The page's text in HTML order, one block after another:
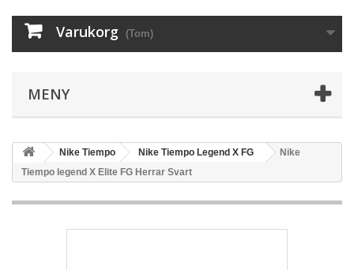
Varukorg (Tom)
MENY
Nike Tiempo Nike Tiempo Legend X FG
Nike
Tiempo legend X Elite FG Herrar Svart